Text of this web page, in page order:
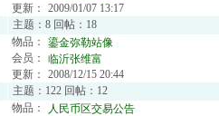
更新：
2009/01/07 13:17
主题：8 回帖：18
物品：
鎏金弥勒站像
会员：
临沂张维富
更新：
2008/12/15 20:44
主题：122 回帖：12
物品：
人民币区交易公告